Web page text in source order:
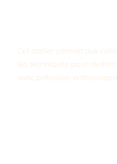
Cet atelier permet aux
les techniques pour
avec précision,